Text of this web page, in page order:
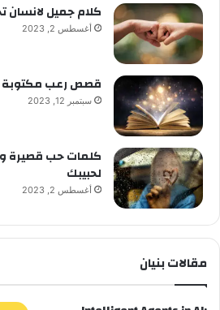
كلام جميل لانسان
أغسطس 2, 2023
قصص رعب مكتوبة
سبتمبر 12, 2023
كلمات حب قصيرة
لحبيبك
أغسطس 2, 2023
مقالات بنيان